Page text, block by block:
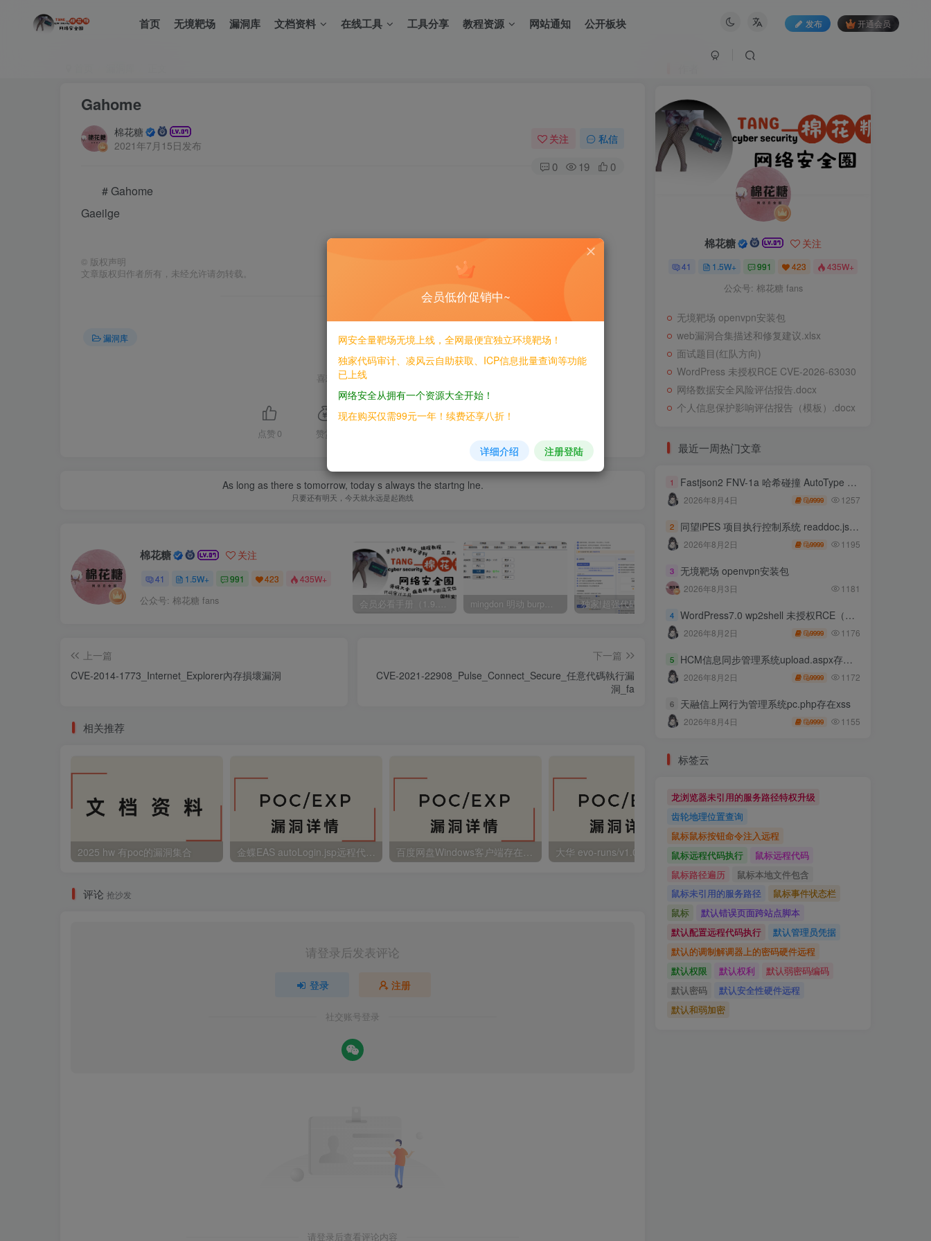
首页 无境靶场 漏洞库 文档资料 在线工具 工具分享 教程资源 网站通知 公开板块 发布 开通会员
Gahome
棉花糖
2021年7月15日发布
关注 私信
0 19 0
# Gahome
Gaeilge
© 版权声明
文章版权归作者所有，未经允许请勿转载。
漏洞库
喜欢就支持一下吧
点赞 0 赞赏
As long as there s tomorrow, today s always the startng lne.
只要还有明天，今天就永远是起跑线
棉花糖 关注
41 1.5W+ 991 423 435W+
公众号: 棉花糖 fans
上一篇
CVE-2014-1773_Internet_Explorer內存損壞漏洞
下一篇
CVE-2021-22908_Pulse_Connect_Secure_任意代碼執行漏
洞_fa
相关推荐
2025 hw 有poc的漏洞集合 大华 evo-runs/v1.0/receive RCE
评论 抢沙发
请登录后发表评论
登录 注册
社交账号登录
请登录后查看评论内容
棉花糖 关注
41 1.5W+ 991 423 435W+
公众号: 棉花糖 fans
无境靶场 openvpn安装包
web漏洞合集描述和修复建议.xlsx
面试题目(红队方向)
WordPress 未授权RCE CVE-2026-63030
网络数据安全风险评估报告.docx
个人信息保护影响评估报告（模板）.docx
最近一周热门文章
1 Fastjson2 FNV-1a 哈希碰撞 AutoType 绕过远程代码执行
2026年8月4日 9999 1257
2 同望iPES 项目执行控制系统 readdoc.jsp存在任意文件读取
2026年8月2日 9999 1195
3 无境靶场 openvpn安装包
2026年8月3日 1181
4 WordPress7.0 wp2shell 未授权RCE（CVE-2026-63030 CVE-2026-60137）
2026年8月2日 9999 1176
5 HCM信息同步管理系统upload.aspx存在任意文件上传
2026年8月2日 9999 1172
6 天融信上网行为管理系统pc.php存在xss
2026年8月4日 9999 1155
标签云
龙浏览器未引用的服务路径特权升级
齿轮地理位置查询
鼠标鼠标按钮命令注入远程
鼠标远程代码执行
鼠标远程代码
鼠标路径遍历
鼠标本地文件包含
鼠标未引用的服务路径
鼠标事件状态栏
鼠标
默认错误页面跨站点脚本
默认配置远程代码执行
默认管理员凭据
默认的调制解调器上的密码硬件远程
默认权限
默认权利
默认弱密码编码
默认密码
默认安全性硬件远程
默认和弱加密
会员低价促销中~
网安全量靶场无境上线，全网最便宜独立环境靶场！
独家代码审计、凌风云自助获取、ICP信息批量查询等功能
已上线
网络安全从拥有一个资源大全开始！
现在购买仅需99元一年！续费还享八折！
详细介绍 注册登陆